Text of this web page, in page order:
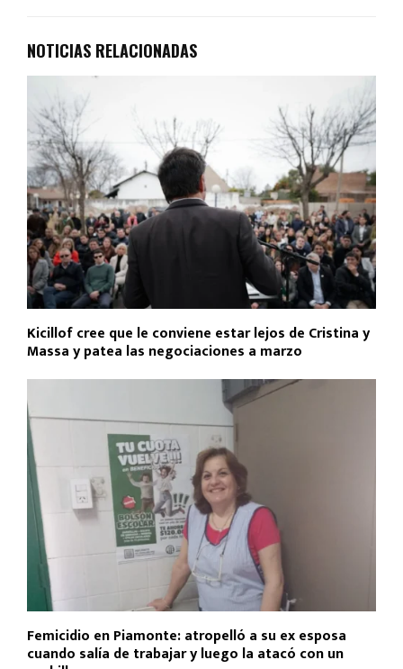
NOTICIAS RELACIONADAS
Kicillof cree que le conviene estar lejos de Cristina y
Massa y patea las negociaciones a marzo
Femicidio en Piamonte: atropelló a su ex esposa
cuando salía de trabajar y luego la atacó con un